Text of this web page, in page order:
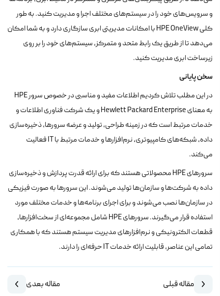
و سرویس‌های خود را در سیستم‌های مختلف اجرا و مدیریت کنید. به طور
کلی HPE OneView با امکانات مدیریتی ابری سازگاری دارد و به شما امکان
می‌دهد تا از طریق یک رابط متحد و متمرکز، سیستم‌های خود را بر روی
زیرساخت ابری مدیریت کنید.
سخن پایانی
در این مطلب تلاش کردیم اطلاعات مفید و مناسبی در خصوص سرور HPE
به معنای Hewlett Packard Enterprise و یک شرکت فناوری اطلاعات و
خدمات مرتبط است که در زمینه طراحی، تولید و عرضه سرورها، ذخیره‌سازی
داده، شبکه‌های کامپیوتری، نرم‌افزارها و خدمات مرتبط با IT فعالیت
می‌کند.
سرورهای HPE محصولاتی هستند که برای ارائه قدرت پردازش و ذخیره‌سازی
داده به شرکت‌ها و سازمان‌ها تولید می‌شوند. این سرورها به صورت فیزیکی
در سازمان‌ها نصب می‌شوند و برای اجرای برنامه‌ها و خدمات مختلف مورد
استفاده قرار می‌گیرند. سرورهای HPE شامل مجموعه‌ای از سخت‌افزارها،
قطعات الکترونیکی و نرم‌افزارهای مدیریت سیستم هستند که با همکاری
تمامی این عناصر، قابلیت ارائه خدمات IT حرفه‌ای را دارند.
مقاله قبلی مقاله بعدی